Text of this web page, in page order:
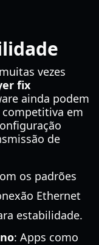
vezes
fix
ainda podem
competitiva em
de
os padrões
Ethernet
estabilidade.
: Apps como